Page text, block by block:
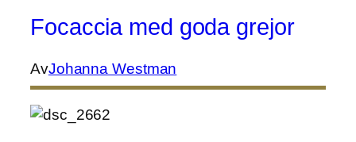
Focaccia med goda grejor
AvJohanna Westman